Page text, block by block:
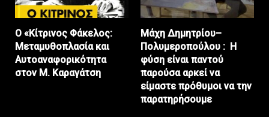
Ο «Κίτρινος Φάκελος:
Μεταμυθοπλασία και
Αυτοαναφορικότητα
στον Μ. Καραγάτση
Μάχη Δημητρίου–
Πολυμεροπούλου : Η
φύση είναι παντού
παρούσα αρκεί να
είμαστε πρόθυμοι να την
παρατηρήσουμε